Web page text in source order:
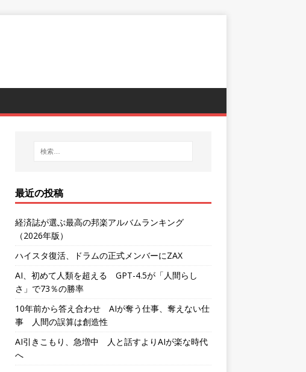
最近の投稿
経済誌が選ぶ最高の邦楽アルバムランキング
（2026年版）
ハイスタ復活、ドラムの正式メンバーにZAX
AI、初めて人類を超える GPT-4.5が「人間らし
さ」で73％の勝率
10年前から答え合わせ AIが奪う仕事、奪えない仕
事 人間の誤算は創造性
AI引きこもり、急増中 人と話すよりAIが楽な時代
へ